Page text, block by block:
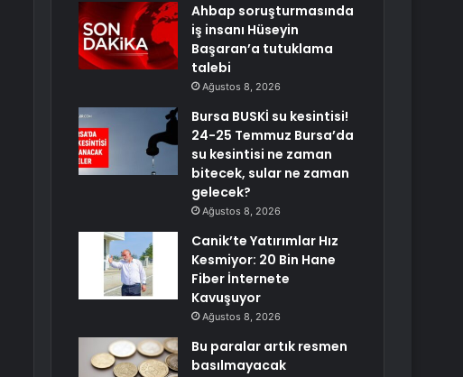
Ahbap soruşturmasında
iş insanı Hüseyin
Başaran’a tutuklama
talebi
Ağustos 8, 2026
Bursa BUSKİ su kesintisi!
24-25 Temmuz Bursa’da
su kesintisi ne zaman
bitecek, sular ne zaman
gelecek?
Ağustos 8, 2026
Canik’te Yatırımlar Hız
Kesmiyor: 20 Bin Hane
Fiber İnternete
Kavuşuyor
Ağustos 8, 2026
Bu paralar artık resmen
basılmayacak